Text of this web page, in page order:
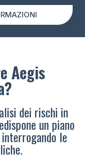
Aegis
dei rischi in
un piano
le